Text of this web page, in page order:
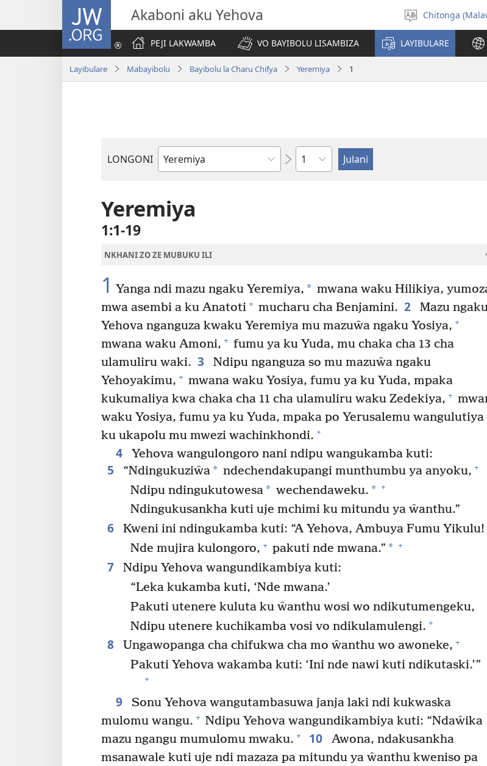
JW.ORG Akaboni aku Yehova Chitonga
PEJI LAKWAMBA
VO BAYIBOLU LISAMBIZA LAYIBULARE
Layibulare Mabayibolu Bayibolu la Charu Chifya Yeremiya 1
LONGONI
Buku
M'Bayibolu
Chaputala
Yeremiya
1:1-19
NKHANI ZO ZE MUBUKU ILI
1 Yanga ndi mazu ngaku Yeremiya, * mwana waku Hilikiya,
mwa asembi a ku Anatoti + mucharu cha Benjamini. 2
Mazu
Yehova nganguza kwaku Yeremiya mu mazuŵa ngaku Yosiya, +
mwana waku Amoni, + fumu ya ku Yuda, mu chaka cha 13 cha
ulamuliru waki. 3
Ndipu nganguza so mu mazuŵa ngaku
Yehoyakimu, + mwana waku Yosiya, fumu ya ku Yuda, mpaka
kukumaliya kwa chaka cha 11 cha ulamuliru waku Zedekiya, +
waku Yosiya, fumu ya ku Yuda, mpaka po Yerusalemu wangulutiya
ku ukapolu mu mwezi wachinkhondi. +
4 Yehova wangulongoro nani ndipu wangukamba kuti:
5 “Ndingukuziŵa* ndechendakupangi munthumbu ya anyoku, +
Ndipu ndingukutowesa* wechendaweku. * +
Ndingukusankha kuti uje mchimi ku mitundu ya ŵanthu.”
6
Kweni ini ndingukamba kuti: “A Yehova, Ambuya Fumu Yikulu!
Nde mujira kulongoro, + pakuti nde mwana.” * +
7
Ndipu Yehova wangundikambiya kuti:
“Leka kukamba kuti, ‘Nde mwana.’
Pakuti utenere kuluta ku ŵanthu wosi wo ndikutumengeku,
Ndipu utenere kuchikamba vosi vo ndikulamulengi. +
8 Ungawopanga cha chifukwa cha mo ŵanthu wo awoneke, +
Pakuti Yehova wakamba kuti: ‘Ini nde nawi kuti ndikutaski.’”
+
9
Sonu Yehova wangutambasuwa janja laki ndi kukwaska
mulomu wangu. + Ndipu Yehova wangundikambiya kuti: “Ndaŵika
mazu ngangu mumulomu mwaku. + 10
Awona, ndakusankha
msanawale kuti uje ndi mazaza pa mitundu ya ŵanthu kweniso pa